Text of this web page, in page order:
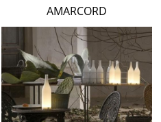
AMARCORD